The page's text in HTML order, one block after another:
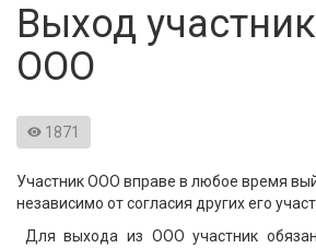
Выход
ООО
1871
Участник ООО вправе в любое время
независимо от согласия других его
Для выхода из ООО участник